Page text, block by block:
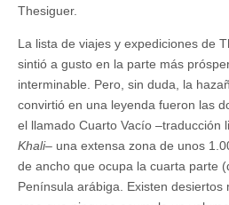
Thesiguer.
La lista de viajes y expediciones de
sintió a gusto en la parte más
interminable. Pero, sin duda, la
convirtió en una leyenda fueron las
el llamado Cuarto Vacío –traducción
Khali– una extensa zona de unos
de ancho que ocupa la cuarta parte
Península arábiga. Existen desiertos